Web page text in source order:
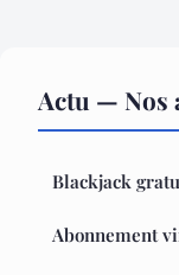
Actu — Nos
Blackjack
Abonnement